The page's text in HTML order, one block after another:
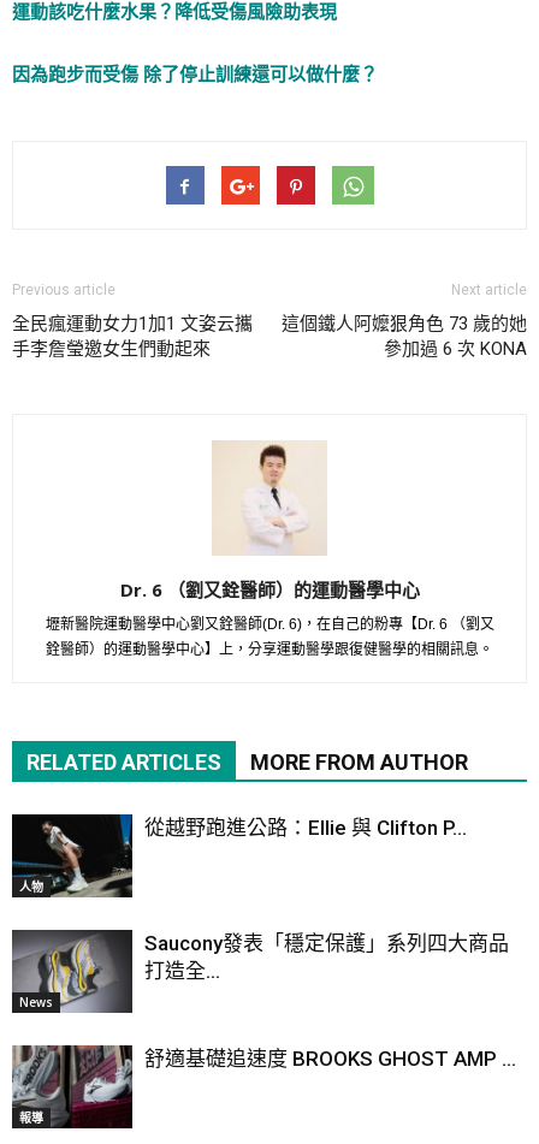
運動該吃什麼水果？降低受傷風險助表現
因為跑步而受傷 除了停止訓練還可以做什麼？
Previous article
全民瘋運動女力1加1 文姿云攜
手李詹瑩邀女生們動起來
Next article
這個鐵人阿嬤狠角色 73 歲的她
參加過 6 次 KONA
Dr. 6 （劉又銓醫師）的運動醫學中心
壢新醫院運動醫學中心劉又銓醫師(Dr. 6)，在自己的粉專【Dr. 6 （劉又
銓醫師）的運動醫學中心】上，分享運動醫學跟復健醫學的相關訊息。
RELATED ARTICLES MORE FROM AUTHOR
人物
從越野跑進公路：Ellie 與 Clifton P...
News
Saucony發表「穩定保護」系列四大商品
打造全...
報導
舒適基礎追速度 BROOKS GHOST AMP ...